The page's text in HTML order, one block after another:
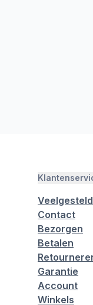
Contact
Bezorgen
Betalen
Garantie
Account
Winkels